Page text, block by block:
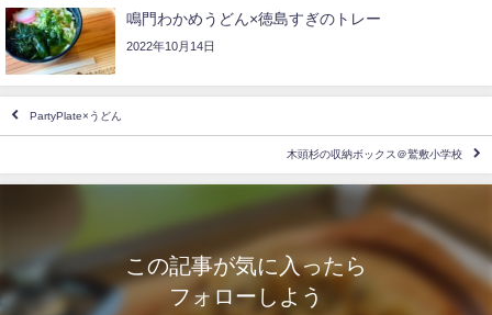
鳴門わかめうどん×徳島すぎのトレー
2022年10月14日
PartyPlate×うどん
木頭杉の収納ボックス＠鷲敷小学校
この記事が気に入ったら
フォローしよう